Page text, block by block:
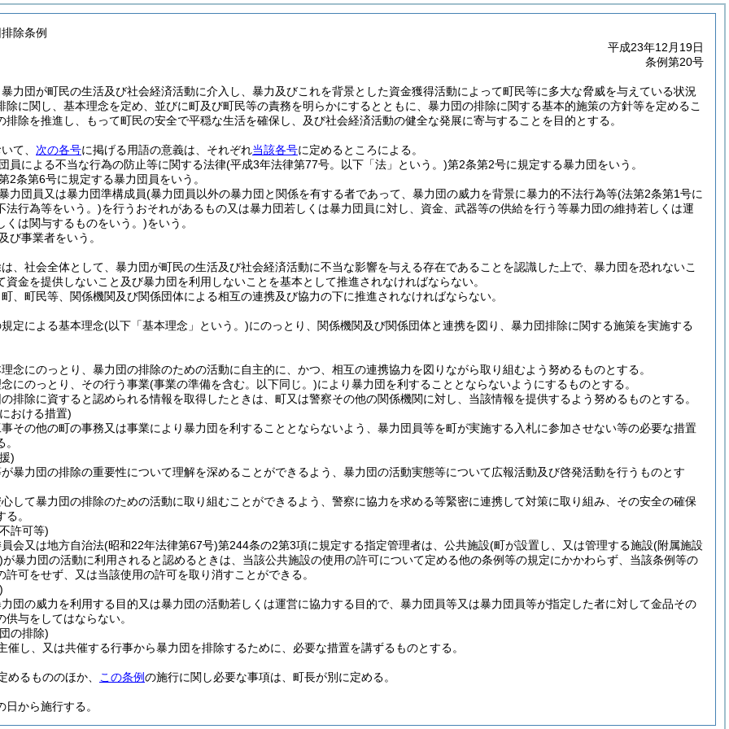
除条例
平成23年12月19日
条例第20号
力団が町民の生活及び社会経済活動に介入し、暴力及びこれを背景とした資金獲得活動によって町民等に多大な脅威を与えている状況
除に関し、基本理念を定め、並びに町及び町民等の責務を明らかにするとともに、暴力団の排除に関する基本的施策の方針等を定めるこ
排除を推進し、もって町民の安全で平穏な生活を確保し、及び社会経済活動の健全な発展に寄与することを目的とする。
て、 次の各号に掲げる用語の意義は、それぞれ当該各号に定めるところによる。
による不当な行為の防止等に関する法律(平成3年法律第77号。以下「法」という。)第2条第2号に規定する暴力団をいう。
条第6号に規定する暴力団員をいう。
力団員又は暴力団準構成員(暴力団員以外の暴力団と関係を有する者であって、暴力団の威力を背景に暴力的不法行為等(法第2条第1号に
法行為等をいう。)を行うおそれがあるもの又は暴力団若しくは暴力団員に対し、資金、武器等の供給を行う等暴力団の維持若しくは運
くは関与するものをいう。)をいう。
事業者をいう。
、社会全体として、暴力団が町民の生活及び社会経済活動に不当な影響を与える存在であることを認識した上で、暴力団を恐れないこ
資金を提供しないこと及び暴力団を利用しないことを基本として推進されなければならない。
、町民等、関係機関及び関係団体による相互の連携及び協力の下に推進されなければならない。
定による基本理念(以下「基本理念」という。)にのっとり、関係機関及び関係団体と連携を図り、暴力団排除に関する施策を実施する
念にのっとり、暴力団の排除のための活動に自主的に、かつ、相互の連携協力を図りながら取り組むよう努めるものとする。
にのっとり、その行う事業(事業の準備を含む。以下同じ。)により暴力団を利することとならないようにするものとする。
排除に資すると認められる情報を取得したときは、町又は警察その他の関係機関に対し、当該情報を提供するよう努めるものとする。
おける措置)
その他の町の事務又は事業により暴力団を利することとならないよう、暴力団員等を町が実施する入札に参加させない等の必要な措置
)
暴力団の排除の重要性について理解を深めることができるよう、暴力団の活動実態等について広報活動及び啓発活動を行うものとす
して暴力団の排除のための活動に取り組むことができるよう、警察に協力を求める等緊密に連携して対策に取り組み、その安全の確保
。
許可等)
会又は地方自治法(昭和22年法律第67号)第244条の2第3項に規定する指定管理者は、公共施設(町が設置し、又は管理する施設(附属施設
が暴力団の活動に利用されると認めるときは、当該公共施設の使用の許可について定める他の条例等の規定にかかわらず、当該条例等の
許可をせず、又は当該使用の許可を取り消すことができる。
団の威力を利用する目的又は暴力団の活動若しくは運営に協力する目的で、暴力団員等又は暴力団員等が指定した者に対して金品その
与をしてはならない。
の排除)
催し、又は共催する行事から暴力団を排除するために、必要な措置を講ずるものとする。
めるもののほか、 この条例の施行に関し必要な事項は、町長が別に定める。
日から施行する。